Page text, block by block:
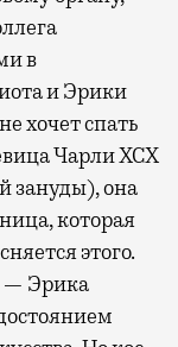
залы
в
и Эрики
хочет спать
Чарли XCX
зануды), она
которая
этого.
— Эрика